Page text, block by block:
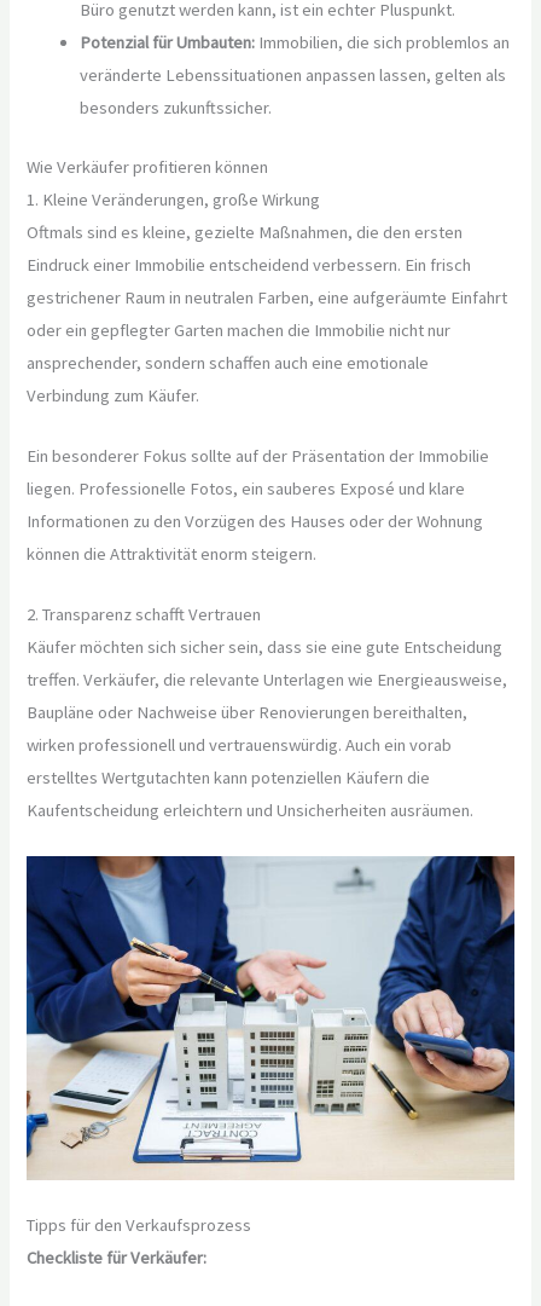
Büro genutzt werden kann, ist ein echter Pluspunkt.
Potenzial für Umbauten: Immobilien, die sich problemlos an
veränderte Lebenssituationen anpassen lassen, gelten als
besonders zukunftssicher.
Wie Verkäufer profitieren können
1. Kleine Veränderungen, große Wirkung
Oftmals sind es kleine, gezielte Maßnahmen, die den ersten
Eindruck einer Immobilie entscheidend verbessern. Ein frisch
gestrichener Raum in neutralen Farben, eine aufgeräumte Einfahrt
oder ein gepflegter Garten machen die Immobilie nicht nur
ansprechender, sondern schaffen auch eine emotionale
Verbindung zum Käufer.
Ein besonderer Fokus sollte auf der Präsentation der Immobilie
liegen. Professionelle Fotos, ein sauberes Exposé und klare
Informationen zu den Vorzügen des Hauses oder der Wohnung
können die Attraktivität enorm steigern.
2. Transparenz schafft Vertrauen
Käufer möchten sich sicher sein, dass sie eine gute Entscheidung
treffen. Verkäufer, die relevante Unterlagen wie Energieausweise,
Baupläne oder Nachweise über Renovierungen bereithalten,
wirken professionell und vertrauenswürdig. Auch ein vorab
erstelltes Wertgutachten kann potenziellen Käufern die
Kaufentscheidung erleichtern und Unsicherheiten ausräumen.
Tipps für den Verkaufsprozess
Checkliste für Verkäufer: